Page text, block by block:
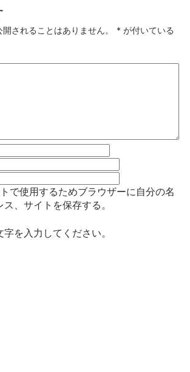
されることはありません。 * が付いている
で使用するためブラウザーに自分の名
、サイトを保存する。
字を入力してください。